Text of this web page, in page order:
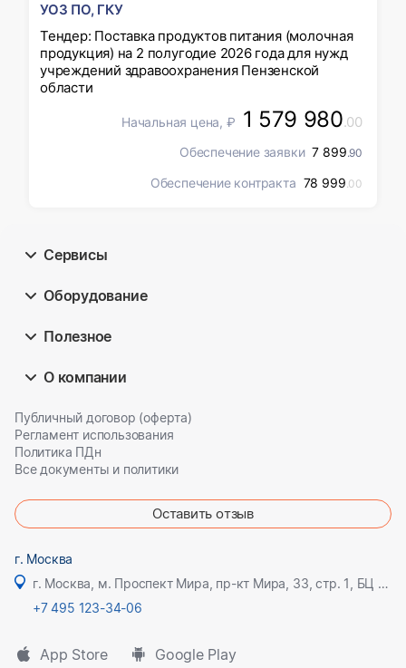
УОЗ ПО, ГКУ
Тендер: Поставка продуктов питания (молочная
продукция) на 2 полугодие 2026 года для нужд
учреждений здравоохранения Пензенской
области
Начальная цена, ₽ 1 579 980.00
Обеспечение заявки 7 899.90
Обеспечение контракта 78 999.00
Сервисы
Оборудование
Полезное
О компании
Публичный договор (оферта)
Регламент использования
Политика ПДн
Все документы и политики
Оставить отзыв
г. Москва
г. Москва, м. Проспект Мира, пр-кт Мира, 33, стр. 1, БЦ Олимпик плаза
+7 495 123-34-06
App Store Google Play